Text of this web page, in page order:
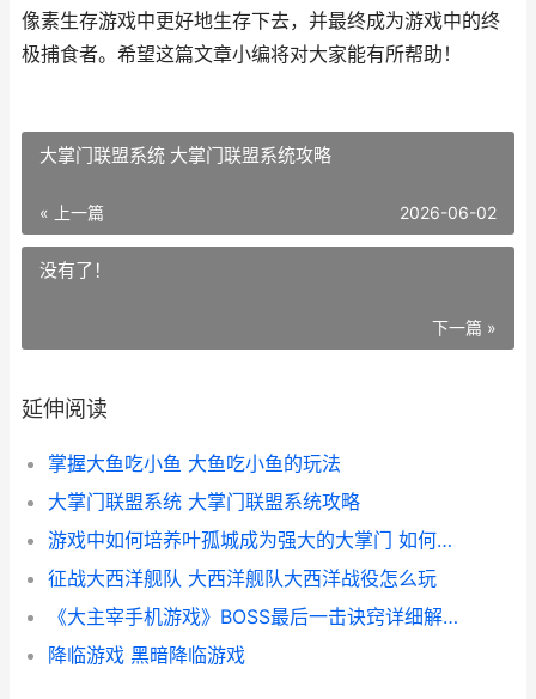
像素生存游戏中更好地生存下去，并最终成为游戏中的终
极捕食者。希望这篇文章小编将对大家能有所帮助！
大掌门联盟系统 大掌门联盟系统攻略
« 上一篇 2026-06-02
没有了！
下一篇 »
延伸阅读
掌握大鱼吃小鱼 大鱼吃小鱼的玩法
大掌门联盟系统 大掌门联盟系统攻略
游戏中如何培养叶孤城成为强大的大掌门 如何培养游戏人的形象
征战大西洋舰队 大西洋舰队大西洋战役怎么玩
《大主宰手机游戏》BOSS最后一击诀窍详细解答 大主宰app
降临游戏 黑暗降临游戏